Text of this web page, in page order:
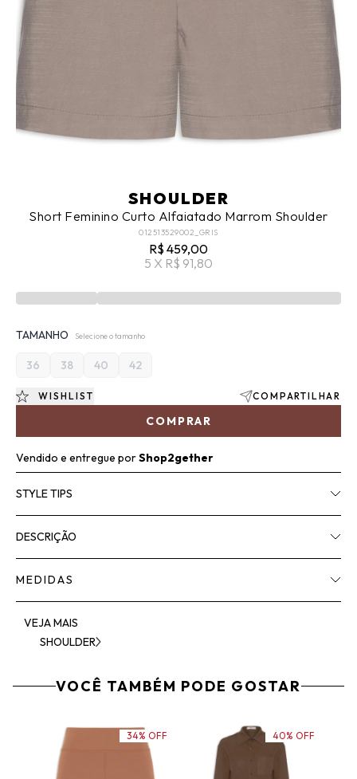
SHOULDER
Short Feminino Curto Alfaiatado Marrom Shoulder
012513529002_GRIS
R$ 459,00
5 X R$ 91,80
TAMANHO Selecione o tamanho
36 38 40 42
COMPRAR
WISHLIST COMPARTILHAR
Vendido e entregue porShop2gether
STYLE TIPS
DESCRIÇÃO
MEDIDAS
VEJA MAIS
SHOULDER
VOCÊ TAMBÉM PODE GOSTAR
34% OFF 40% OFF